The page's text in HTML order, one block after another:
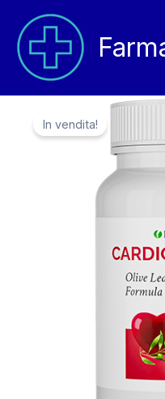
contenuto
In vendita!